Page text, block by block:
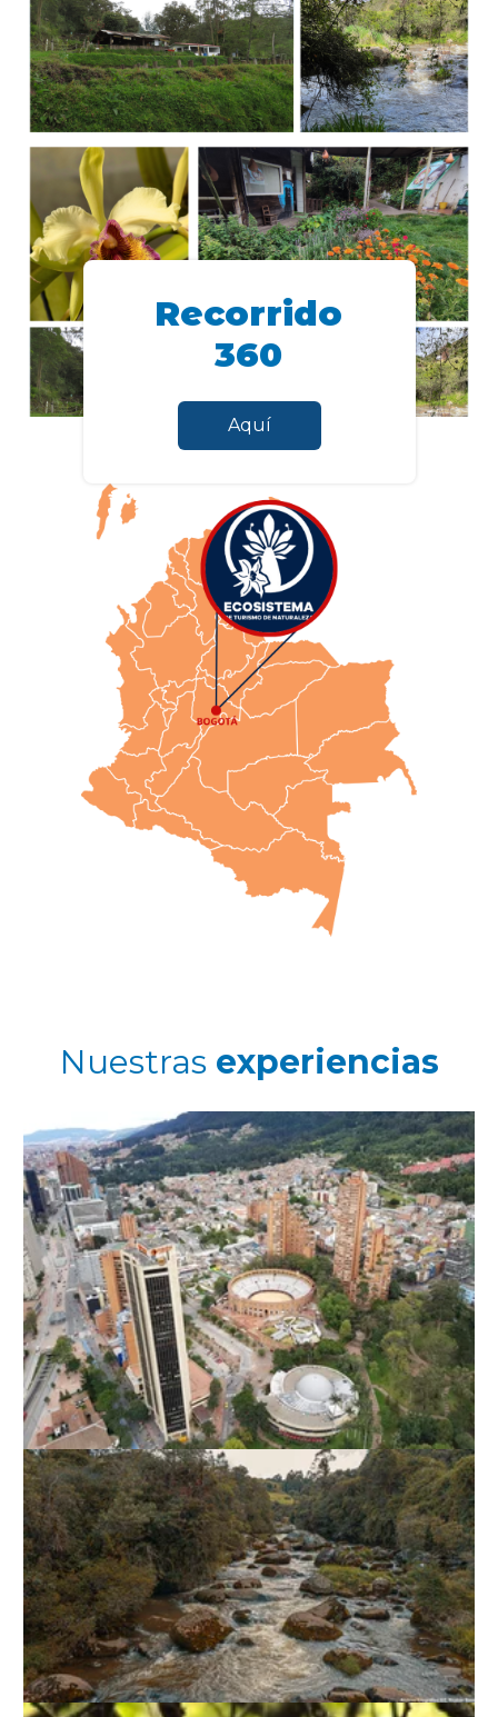
Recorrido
360
Aquí
Nuestrasexperiencias
EXPERIENCIAS CULTURALES
SENDERISMO